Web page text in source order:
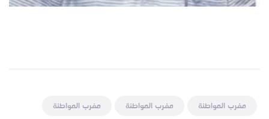
مغرب المواطنة مغرب المواطنة
مغرب المواطنة